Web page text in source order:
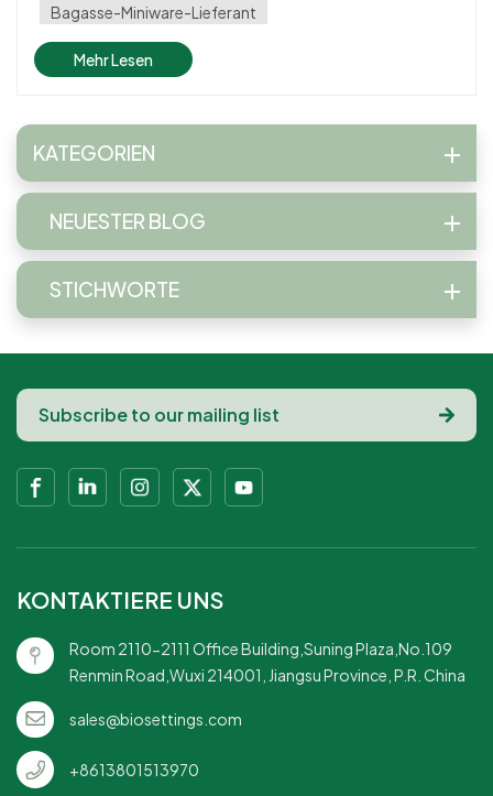
Bagasse-Miniware-Lieferant
Mehr Lesen
KATEGORIEN
NEUESTER BLOG
STICHWORTE
KONTAKTIERE UNS
Room 2110-2111 Office Building,Suning Plaza,No.109
Renmin Road,Wuxi 214001, Jiangsu Province, P.R. China
sales@biosettings.com
+8613801513970